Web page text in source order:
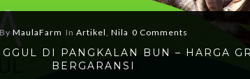
ByMaulaFarm InArtikel,Nila 0 Comments
DI PANGKALAN BUN – HARGA
BERGARANSI